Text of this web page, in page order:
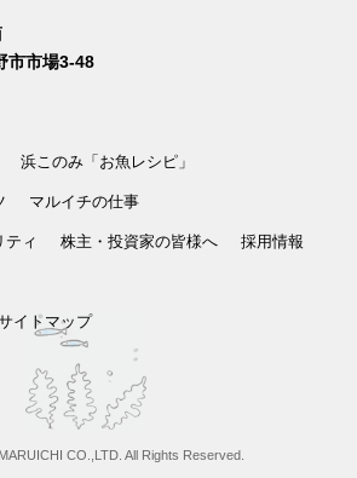
市市場3-48
浜このみ「お魚レシピ」
マルイチの仕事
ティ 株主・投資家の皆様へ 採用情報
イトマップ
CO.,LTD. All Rights Reserved.